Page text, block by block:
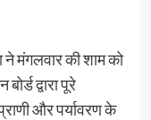
मंगलवार की शाम को
द्वारा पूरे
और पर्यावरण के